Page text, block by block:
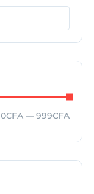
0CFA — 999CFA